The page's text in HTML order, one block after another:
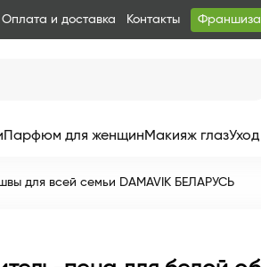
Оплата и доставка Контакты Франшиза
Парфюм для женщинМакияж глаз
для всей семьи DAMAVIK БЕЛАРУСЬ